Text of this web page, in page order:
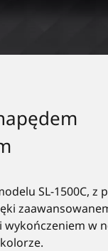
SL-1500C, z
w